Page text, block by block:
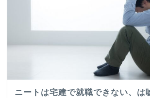
ニートは宅建で就職できない、は